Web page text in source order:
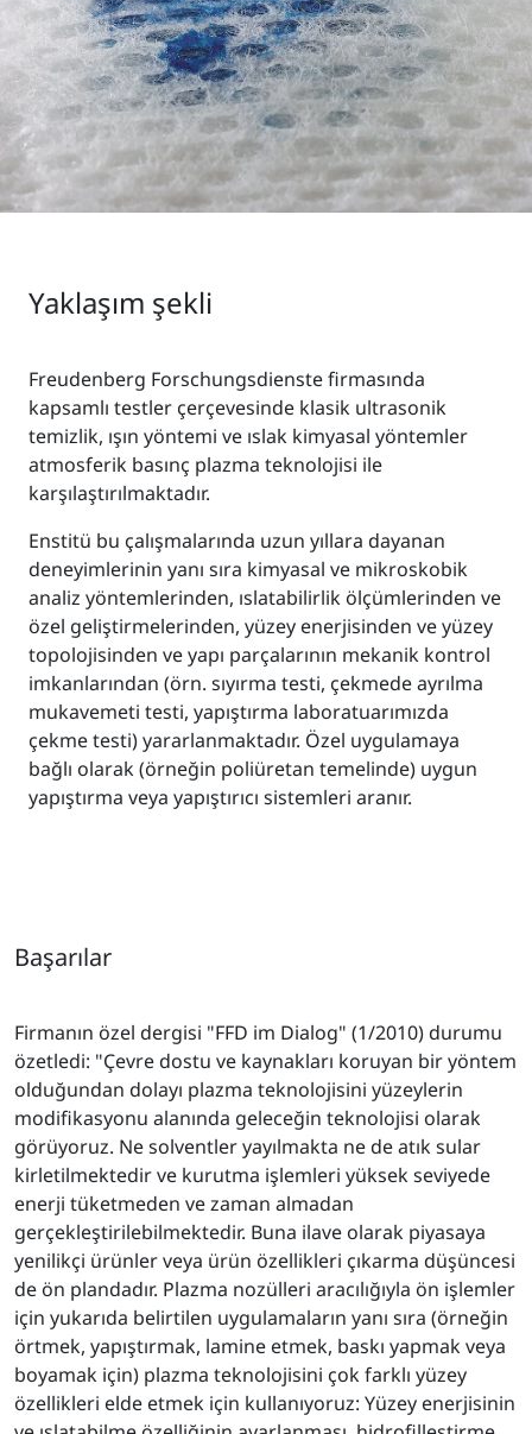
Yaklaşım şekli
Freudenberg Forschungsdienste firmasında
kapsamlı testler çerçevesinde klasik ultrasonik
temizlik, ışın yöntemi ve ıslak kimyasal yöntemler
atmosferik basınç plazma teknolojisi ile
karşılaştırılmaktadır.
Enstitü bu çalışmalarında uzun yıllara dayanan
deneyimlerinin yanı sıra kimyasal ve mikroskobik
analiz yöntemlerinden, ıslatabilirlik ölçümlerinden ve
özel geliştirmelerinden, yüzey enerjisinden ve yüzey
topolojisinden ve yapı parçalarının mekanik kontrol
imkanlarından (örn. sıyırma testi, çekmede ayrılma
mukavemeti testi, yapıştırma laboratuarımızda
çekme testi) yararlanmaktadır. Özel uygulamaya
bağlı olarak (örneğin poliüretan temelinde) uygun
yapıştırma veya yapıştırıcı sistemleri aranır.
Başarılar
Firmanın özel dergisi "FFD im Dialog" (1/2010) durumu
özetledi: "Çevre dostu ve kaynakları koruyan bir yöntem
olduğundan dolayı plazma teknolojisini yüzeylerin
modifikasyonu alanında geleceğin teknolojisi olarak
görüyoruz. Ne solventler yayılmakta ne de atık sular
kirletilmektedir ve kurutma işlemleri yüksek seviyede
enerji tüketmeden ve zaman almadan
gerçekleştirilebilmektedir. Buna ilave olarak piyasaya
yenilikçi ürünler veya ürün özellikleri çıkarma düşüncesi
de ön plandadır. Plazma nozülleri aracılığıyla ön işlemler
için yukarıda belirtilen uygulamaların yanı sıra (örneğin
örtmek, yapıştırmak, lamine etmek, baskı yapmak veya
boyamak için) plazma teknolojisini çok farklı yüzey
özellikleri elde etmek için kullanıyoruz: Yüzey enerjisinin